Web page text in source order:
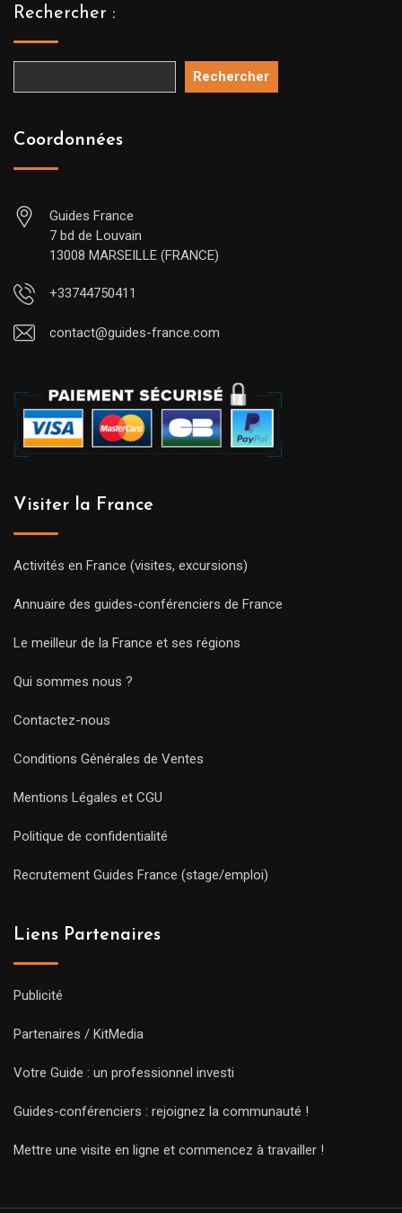
Rechercher :
Rechercher
Coordonnées
Guides France
7 bd de Louvain
13008 MARSEILLE (FRANCE)
+33744750411
contact@guides-france.com
Visiter la France
Activités en France (visites, excursions)
Annuaire des guides-conférenciers de France
Le meilleur de la France et ses régions
Qui sommes nous ?
Contactez-nous
Conditions Générales de Ventes
Mentions Légales et CGU
Politique de confidentialité
Recrutement Guides France (stage/emploi)
Liens Partenaires
Publicité
Partenaires / KitMedia
Votre Guide : un professionnel investi
Guides-conférenciers : rejoignez la communauté !
Mettre une visite en ligne et commencez à travailler !